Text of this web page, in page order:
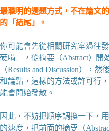
最聰明的選題方式，不在論文
的「結尾」。
你可能會先從相關研究室過往
硬啃」，從摘要（Abstract）開
（Results and Discussion），
和論點，這樣的方法或許可行
能會開始發散。
因此，不妨把順序調換一下，
的速度，把前面的摘要（